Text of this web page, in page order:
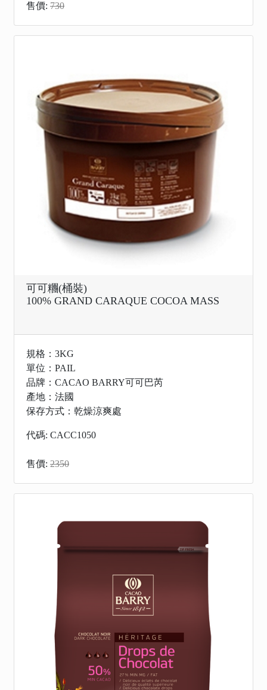
售價: 730
可可糰(桶裝)
100% GRAND CARAQUE COCOA MASS
規格：3KG
單位：PAIL
品牌：CACAO BARRY可可巴芮
產地：法國
保存方式：乾燥涼爽處
代碼: CACC1050
售價: 2350